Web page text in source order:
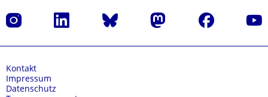
Instagram LinkedIn Bluesky Mastodon Facebook
Kontakt
Impressum
Datenschutz